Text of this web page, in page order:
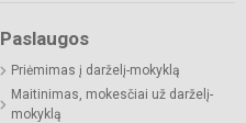
Paslaugos
Priėmimas į darželį-mokyklą
Maitinimas, mokesčiai už darželį-
mokyklą